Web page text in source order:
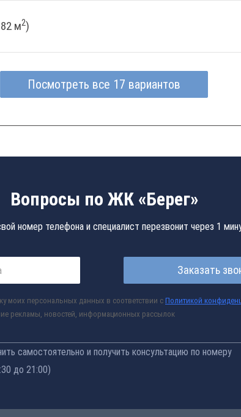
м2)
Посмотреть все 17 вариантов
Вопросы по ЖК «Берег»
номер телефона и специалист перезвонит через 1
Заказать
моих персональных данных в соответствии с Политикой
рекламы, новостей, информационных рассылок
самостоятельно и получить консультацию по номеру
до 21:00)